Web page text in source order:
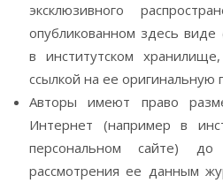
эксклюзивного
опубликованном здесь
в институтском
ссылкой на ее
Авторы имеют право
Интернет (например в
персональном сайте)
рассмотрения ее данным